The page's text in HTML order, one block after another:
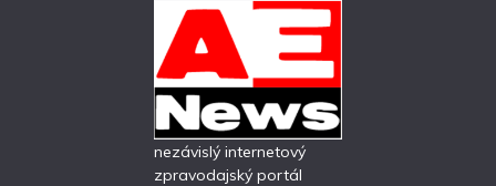
nezávislý internetový
zpravodajský portál